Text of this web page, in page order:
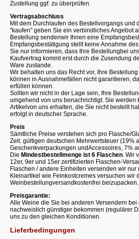
Zustellung ggf. zu überprüfen.
Vertragsabschluss
Mit dem Durchlaufen des Bestellvorgangs und
"kaufen" geben Sie ein verbindliches Angebot
Bestellung sendenwir Ihnen eine
Empfangsbestätigung stellt keine Annahme
Sie nur informieren, dass Ihre Bestellungbei
Kaufvertrag kommt erst durch die Zusendung
Ware zustande.
Wir behalten uns das Recht vor, Ihre
können in Ausnahmefällen nicht garantieren,
erfüllen können.
Sollten wir nicht in der Lage sein, Ihre
umgehend von uns benachrichtigt. Sie werden
Artikelvon uns erhalten, die Sie nicht bestellt
erfolgt in deutscher Sprache.
Preis
Sämtliche Preise verstehen sich pro Flasche/
Zeit. gültigen deutschen Mehrwertsteuer (19%
Geschenkverpackungen undAccessoires, 7%
Die Mindestbestellmenge ist 6 Flaschen. Wir
12er, 9er und 15er zertifizierten Flaschen-
Flaschen / andere Einheiten versenden wir nur
Kleinartikel wie Feinkostcremes versuchen wir
Weinbestellungversandkostenfrei beizupacken.
Preisgarantie:
Alle Weine die Sie bei anderen Versendern bei
nachweislich günstiger bekommen (regulärer
uns zu den gleichen Konditionen.
Lieferbedingungen